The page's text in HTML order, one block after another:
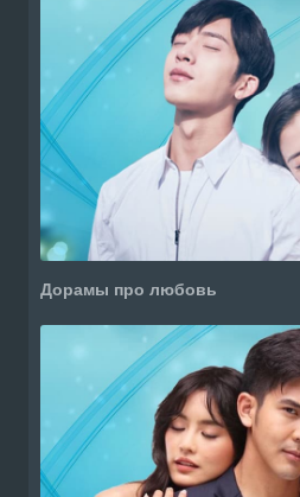
Дорамы про любовь